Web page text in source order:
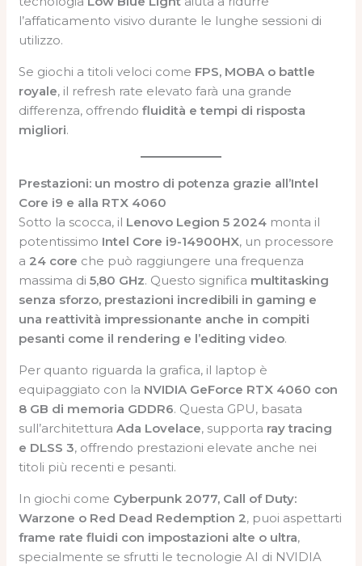
l’affaticamento visivo durante le lunghe sessioni di
utilizzo.
Se giochi a titoli veloci come FPS, MOBA o battle
royale, il refresh rate elevato farà una grande
differenza, offrendofluidità e tempi di risposta
migliori.
Prestazioni: un mostro di potenza grazie all’Intel
Core i9 e alla RTX 4060
Sotto la scocca, il Lenovo Legion 5 2024 monta il
potentissimo Intel Core i9-14900HX, un processore
a 24 core che può raggiungere una frequenza
massima di5,80 GHz. Questo significa multitasking
senza sforzo, prestazioni incredibili in gaming e
una reattività impressionante anche in compiti
pesanti come il rendering e l’editing video.
Per quanto riguarda la grafica, il laptop è
equipaggiato con la NVIDIA GeForce RTX 4060 con
8 GB di memoria GDDR6. Questa GPU, basata
sull’architetturaAda Lovelace, supporta ray tracing
e DLSS 3, offrendo prestazioni elevate anche nei
titoli più recenti e pesanti.
In giochi come Cyberpunk 2077, Call of Duty:
Warzone o Red Dead Redemption 2, puoi aspettarti
frame rate fluidi con impostazioni alte o ultra,
specialmente se sfrutti le tecnologie AI di NVIDIA